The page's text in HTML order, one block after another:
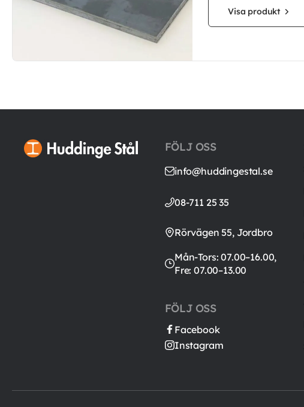
Visa produkt
FÖLJ OSS
info@huddingestal.se
08-711 25 35
Rörvägen 55, Jordbro
Mån-Tors: 07.00–16.00,
Fre: 07.00–13.00
FÖLJ OSS
Facebook
Instagram